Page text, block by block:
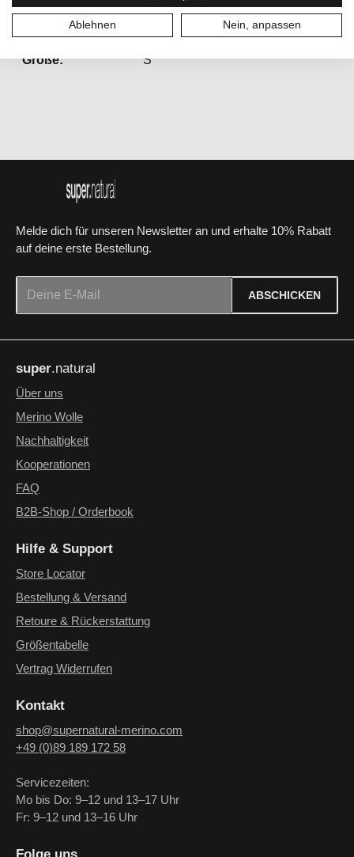
Kategorien: Sweatshirts & Hoodies
Größe: S
Melde dich für unseren Newsletter an und erhalte 10% Rabatt
auf deine erste Bestellung.
ABSCHICKEN
genommen und die
einverstanden.
Die mit einem Stern (*) markierten Felder sind Pflichtfelder.
super.natural
Über uns
Merino Wolle
Nachhaltigkeit
Kooperationen
FAQ
B2B-Shop / Orderbook
Hilfe & Support
Store Locator
Bestellung & Versand
Retoure & Rückerstattung
Größentabelle
Vertrag Widerrufen
Kontakt
shop@supernatural-merino.com
+49 (0)89 189 172 58
Servicezeiten:
Mo bis Do: 9–12 und 13–17 Uhr
Fr: 9–12 und 13–16 Uhr
Ablehnen Nein, anpassen